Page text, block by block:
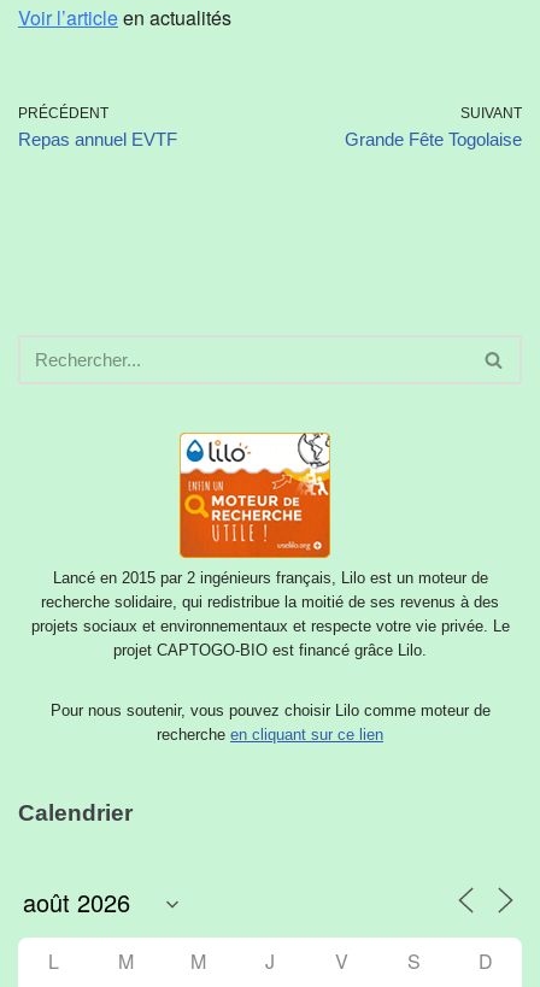
Voir l’articleen actualités
PRÉCÉDENT
Repas annuel EVTF
SUIVANT
Grande Fête Togolaise
Lancé en 2015 par 2 ingénieurs français, Lilo est un moteur de
recherche solidaire, qui redistribue la moitié de ses revenus à des
projets sociaux et environnementaux et respecte votre vie privée. Le
projet CAPTOGO-BIO est financé grâce Lilo.
Pour nous soutenir, vous pouvez choisir Lilo comme moteur de
recherche en cliquant sur ce lien
Calendrier
L M M J V S D